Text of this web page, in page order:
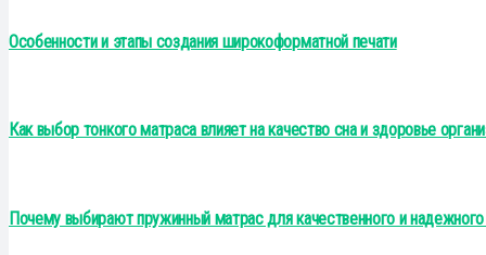
Особенности и этапы создания широкоформатной печати
Как выбор тонкого матраса влияет на качество сна и здоровье
Почему выбирают пружинный матрас для качественного и